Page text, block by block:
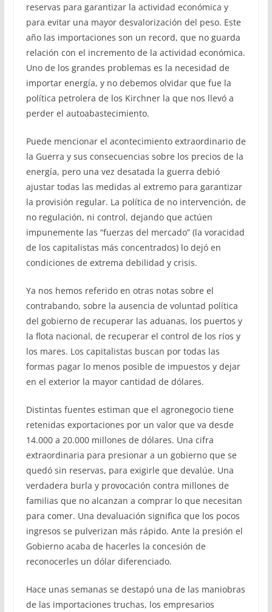
reservas para garantizar la actividad económica y
para evitar una mayor desvalorización del peso. Este
año las importaciones son un record, que no guarda
relación con el incremento de la actividad económica.
Uno de los grandes problemas es la necesidad de
importar energía, y no debemos olvidar que fue la
política petrolera de los Kirchner la que nos llevó a
perder el autoabastecimiento.
Puede mencionar el acontecimiento extraordinario de
la Guerra y sus consecuencias sobre los precios de la
energía, pero una vez desatada la guerra debió
ajustar todas las medidas al extremo para garantizar
la provisión regular. La política de no intervención, de
no regulación, ni control, dejando que actúen
impunemente las “fuerzas del mercado” (la voracidad
de los capitalistas más concentrados) lo dejó en
condiciones de extrema debilidad y crisis.
Ya nos hemos referido en otras notas sobre el
contrabando, sobre la ausencia de voluntad política
del gobierno de recuperar las aduanas, los puertos y
la flota nacional, de recuperar el control de los ríos y
los mares. Los capitalistas buscan por todas las
formas pagar lo menos posible de impuestos y dejar
en el exterior la mayor cantidad de dólares.
Distintas fuentes estiman que el agronegocio tiene
retenidas exportaciones por un valor que va desde
14.000 a 20.000 millones de dólares. Una cifra
extraordinaria para presionar a un gobierno que se
quedó sin reservas, para exigirle que devalúe. Una
verdadera burla y provocación contra millones de
familias que no alcanzan a comprar lo que necesitan
para comer. Una devaluación significa que los pocos
ingresos se pulverizan más rápido. Ante la presión el
Gobierno acaba de hacerles la concesión de
reconocerles un dólar diferenciado.
Hace unas semanas se destapó una de las maniobras
de las importaciones truchas, los empresarios